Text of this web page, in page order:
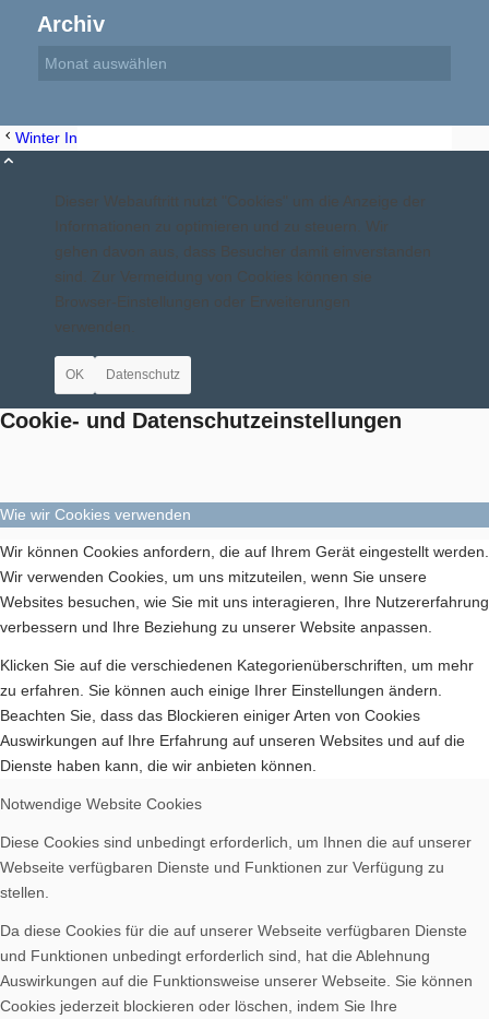
Termine/Training
Geschichte
Bilder BSA
Mitgliedschaft
Archiv
Winter Indoor-Cycling
Dieser Webauftritt nutzt "Cookies" um die Anzeige der
Informationen zu optimieren und zu steuern. Wir
gehen davon aus, dass Besucher damit einverstanden
sind. Zur Vermeidung von Cookies können sie
Browser-Einstellungen oder Erweiterungen
verwenden.
OK Datenschutz
Cookie- und Datenschutzeinstellungen
Wie wir Cookies verwenden
Wir können Cookies anfordern, die auf Ihrem Gerät eingestellt werden.
Wir verwenden Cookies, um uns mitzuteilen, wenn Sie unsere
Websites besuchen, wie Sie mit uns interagieren, Ihre Nutzererfahrung
verbessern und Ihre Beziehung zu unserer Website anpassen.
Klicken Sie auf die verschiedenen Kategorienüberschriften, um mehr
zu erfahren. Sie können auch einige Ihrer Einstellungen ändern.
Beachten Sie, dass das Blockieren einiger Arten von Cookies
Auswirkungen auf Ihre Erfahrung auf unseren Websites und auf die
Dienste haben kann, die wir anbieten können.
Notwendige Website Cookies
Diese Cookies sind unbedingt erforderlich, um Ihnen die auf unserer
Webseite verfügbaren Dienste und Funktionen zur Verfügung zu
stellen.
Da diese Cookies für die auf unserer Webseite verfügbaren Dienste
und Funktionen unbedingt erforderlich sind, hat die Ablehnung
Auswirkungen auf die Funktionsweise unserer Webseite. Sie können
Cookies jederzeit blockieren oder löschen, indem Sie Ihre